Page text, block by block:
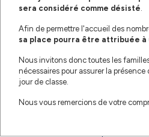
Une équipe
Pour accompagner chaque élève vers la
sera considéré comme désisté
Afin de permettre l'accueil des
sa place pourra être attribuée à
Nous invitons donc toutes les
nécessaires pour assurer la
jour de classe.
Nous vous remercions de votre